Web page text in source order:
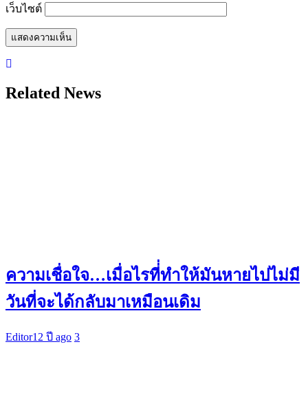
เว็บไซต์
Related News
ความเชื่อใจ…เมื่อไรที่่ทำให้มันหายไปไม่มี
วันที่จะได้กลับมาเหมือนเดิม
Editor12 ปี ago 3